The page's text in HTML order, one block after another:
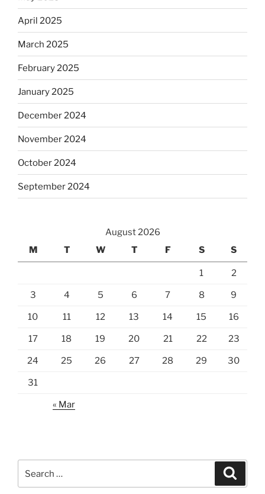
April 2025
March 2025
February 2025
January 2025
December 2024
November 2024
October 2024
September 2024
August 2026
M
T W T F S S
1 2
3 4 5 6 7 8 9
10 11 12 13 14 15 16
17 18 19 20 21 22 23
24 25 26 27 28 29 30
31
« Mar
for: